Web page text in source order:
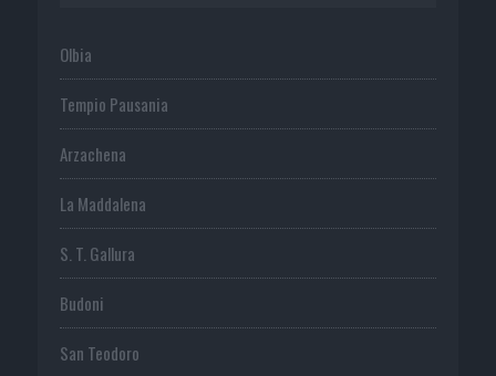
Olbia
Tempio Pausania
Arzachena
La Maddalena
S. T. Gallura
Budoni
San Teodoro